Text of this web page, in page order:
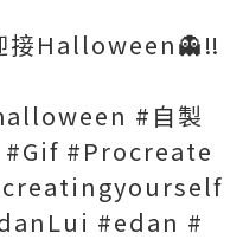
接Halloween👻‼️
#自製
#Procreate
#edan #